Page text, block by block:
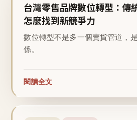
台灣零售品牌數位轉型：傳
怎麼找到新競爭力
數位轉型不是多一個賣貨管道，
係。
閱讀全文